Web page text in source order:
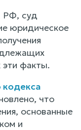
РФ, суд
юридическое
факты.
кодекса
что
основанные
и